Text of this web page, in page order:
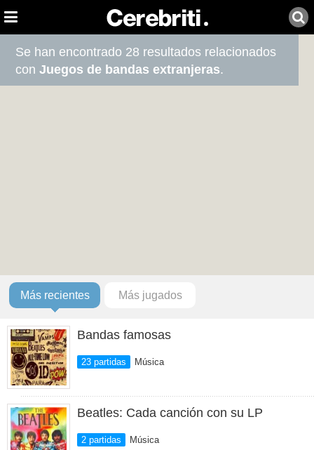
Se han encontrado 28 resultados relacionados
conJuegos de bandas extranjeras.
Más recientes Más jugados
Bandas famosas
23 partidas Música
Beatles: Cada canción con su LP
2 partidas Música